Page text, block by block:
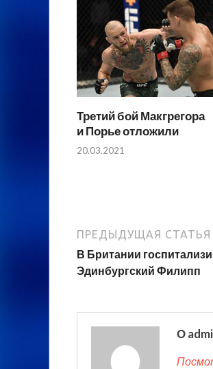
Третий бой Макгрегора
и Порье отложили
20.03.2021
ПРЕДЫДУЩАЯ СТАТЬЯ
В Британии
Эдинбургский Филипп
О